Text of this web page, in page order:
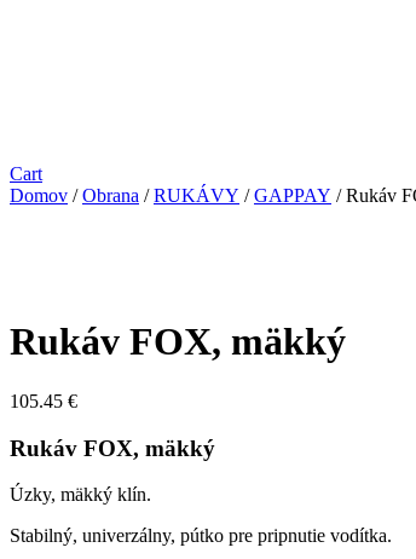
Cart
Domov /Obrana /RUKÁVY /GAPPAY / Rukáv
Rukáv FOX, mäkký
105.45 €
Rukáv FOX, mäkký
Úzky, mäkký klín.
Stabilný, univerzálny, pútko pre pripnutie vodítka.